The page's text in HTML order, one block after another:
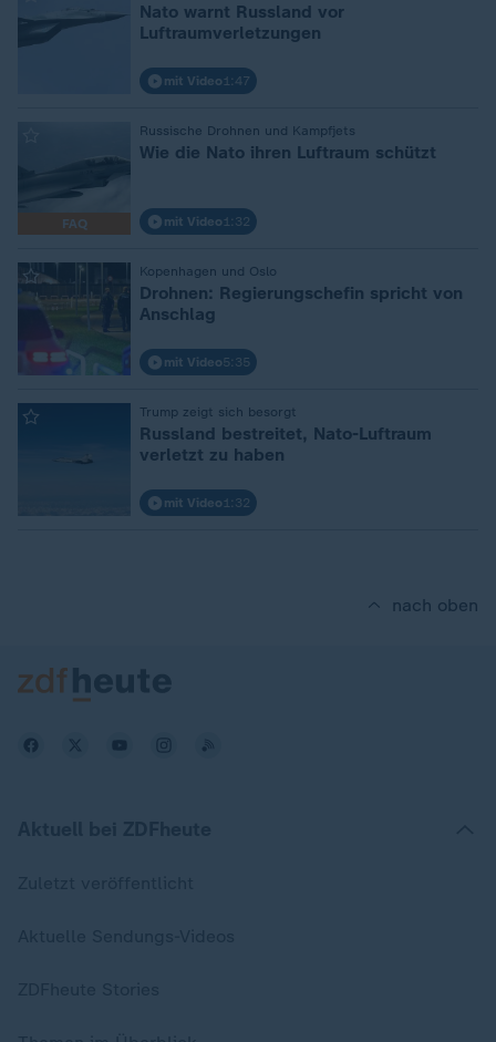
Nato warnt Russland vor
Luftraumverletzungen
mit Video 1:47
FAQ
Russische Drohnen und Kampfjets
Wie die Nato ihren Luftraum schützt
mit Video 1:32
Kopenhagen und Oslo
Drohnen: Regierungschefin spricht von
Anschlag
mit Video5:35
Trump zeigt sich besorgt
Russland bestreitet, Nato-Luftraum
verletzt zu haben
mit Video 1:32
nach oben